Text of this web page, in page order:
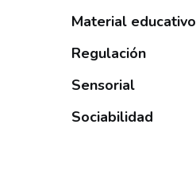
Material educativo
Regulación
Sensorial
Sociabilidad